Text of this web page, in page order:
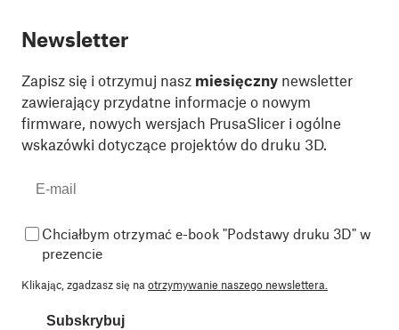
Newsletter
Zapisz się i otrzymuj nasz miesięczny newsletter
zawierający przydatne informacje o nowym
firmware, nowych wersjach PrusaSlicer i ogólne
wskazówki dotyczące projektów do druku 3D.
Chciałbym otrzymać e-book "Podstawy druku 3D" w
prezencie
Klikając, zgadzasz się naotrzymywanie naszego newslettera.
Subskrybuj